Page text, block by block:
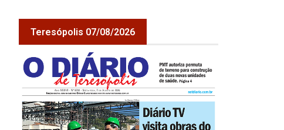
Teresópolis 07/08/2026